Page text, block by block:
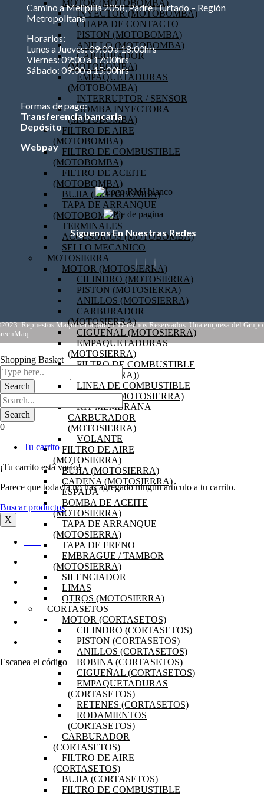
MOTOR (MOTOBOMBA)
INYECTOR (MOTOBOMBA)
CHAPA DE CONTACTO
PISTON (MOTOBOMBA)
ANILLO (MOTOBOMBA)
CARBURADOR
(MOTOBOMBA)
EMPAQUETADURAS
(MOTOBOMBA)
INTERRUPTOR / SENSOR
BOMBA INYECTORA
(MOTOBOMBA)
FILTRO DE AIRE
(MOTOBOMBA)
FILTRO DE COMBUSTIBLE
(MOTOBOMBA)
FILTRO DE ACEITE
(MOTOBOMBA)
BUJIA (MOTOBOMBA)
TAPA DE ARRANQUE
(MOTOBOMBA)
TERMINALES
ACCESORIOS (MOTOBOMBA)
SELLO MECANICO
MOTOSIERRA
MOTOR (MOTOSIERRA)
CILINDRO (MOTOSIERRA)
PISTON (MOTOSIERRA)
ANILLOS (MOTOSIERRA)
CARBURADOR
(MOTOSIERRA)
CIGÜEÑAL (MOTOSIERRA)
EMPAQUETADURAS
(MOTOSIERRA)
FILTRO DE COMBUSTIBLE
(MOTOSIERRA))
LINEA DE COMBUSTIBLE
BOBINA (MOTOSIERRA)
KIT MEMBRANA
CARBURADOR
(MOTOSIERRA)
VOLANTE
FILTRO DE AIRE
(MOTOSIERRA)
BUJIA (MOTOSIERRA)
CADENA (MOTOSIERRA)
ESPADA
BOMBA DE ACEITE
(MOTOSIERRA)
TAPA DE ARRANQUE
(MOTOSIERRA)
TAPA DE FRENO
EMBRAGUE / TAMBOR
(MOTOSIERRA)
SILENCIADOR
LIMAS
OTROS (MOTOSIERRA)
CORTASETOS
MOTOR (CORTASETOS)
CILINDRO (CORTASETOS)
PISTON (CORTASETOS)
ANILLOS (CORTASETOS)
BOBINA (CORTASETOS)
CIGUEÑAL (CORTASETOS)
EMPAQUETADURAS
(CORTASETOS)
RETENES (CORTASETOS)
RODAMIENTOS
(CORTASETOS)
CARBURADOR
(CORTASETOS)
FILTRO DE AIRE
(CORTASETOS)
BUJIA (CORTASETOS)
FILTRO DE COMBUSTIBLE
Camino a Melipilla 2058, Padre Hurtado – Región
Metropolitana
Horarios:
Lunes a Jueves: 09:00 a 18:00hrs
Viernes: 09:00 a 17:00hrs
Sábado: 09:00 a 15:00hrs
Formas de pago:
Transferencia bancaria
Depósito
Webpay
Síguenos En Nuestras Redes
Repuestos Maquinaria Jardín. Derechos Reservados. Una empresa del Grupo
Shopping Basket
0
Tu carrito
¡Tu carrito está vacío!
Parece que todavía no has agregado ningún artículo a tu carrito.
Buscar productos
X
PREGUNTAS FRECUENTES
MI CUENTA
DISTRIBUIDORES
Escanea el código